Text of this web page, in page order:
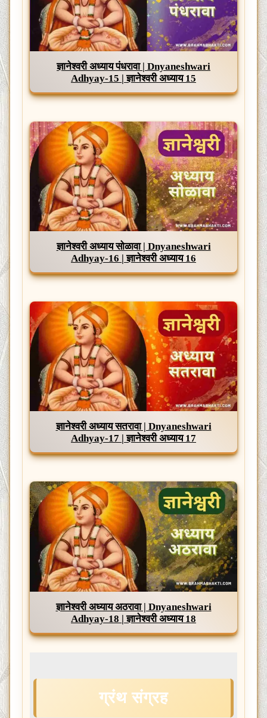
ज्ञानेश्वरी अध्याय पंधरावा | Dnyaneshwari
Adhyay-15 | ज्ञानेश्वरी अध्याय 15
ज्ञानेश्वरी अध्याय सोळावा | Dnyaneshwari
Adhyay-16 | ज्ञानेश्वरी अध्याय 16
ज्ञानेश्वरी अध्याय सतरावा | Dnyaneshwari
Adhyay-17 | ज्ञानेश्वरी अध्याय 17
ज्ञानेश्वरी अध्याय अठरावा | Dnyaneshwari
Adhyay-18 | ज्ञानेश्वरी अध्याय 18
ग्रंथ संग्रह